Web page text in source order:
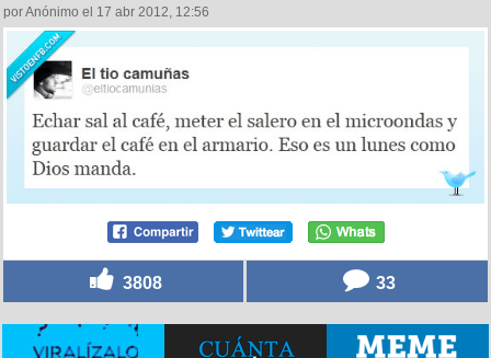
por Anónimo el 17 abr 2012, 12:56
3808 33